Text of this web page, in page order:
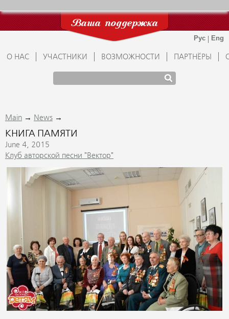
Ваша поддержка
О НАС УЧАСТНИКИ ВОЗМОЖНОСТИ ПАРТНЁРЫ
Main → News →
КНИГА ПАМЯТИ
June 4, 2015
Клуб авторской песни "Вектор"